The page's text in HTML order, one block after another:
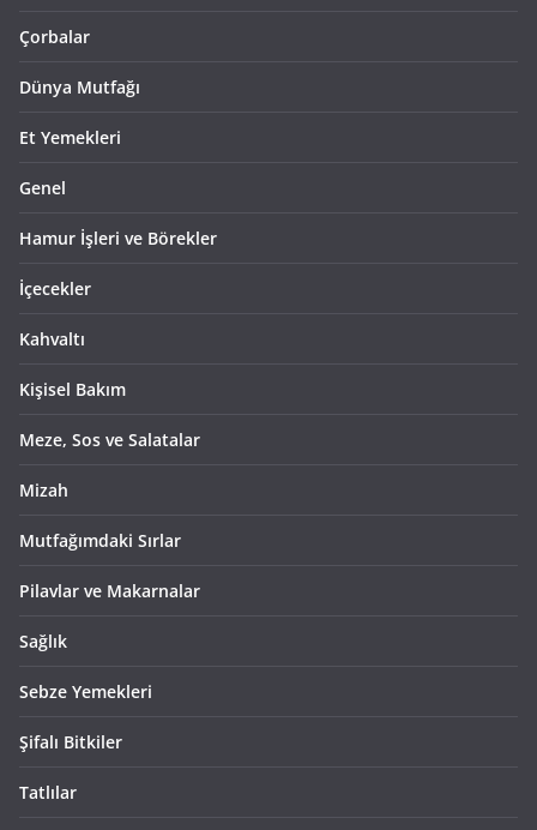
Çorbalar
Dünya Mutfağı
Et Yemekleri
Genel
Hamur İşleri ve Börekler
İçecekler
Kahvaltı
Kişisel Bakım
Meze, Sos ve Salatalar
Mizah
Mutfağımdaki Sırlar
Pilavlar ve Makarnalar
Sağlık
Sebze Yemekleri
Şifalı Bitkiler
Tatlılar